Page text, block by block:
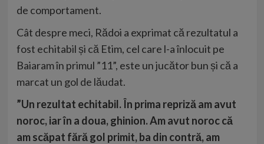
de comportament.
Cât despre meci, Rădoi a exprimat că rezultatul a
fost echitabil și că Etim, cel care l-a înlocuit pe
Baiaram în primul ”11”, este un jucător bun și că a
marcat un gol de lăudat.
”Un rezultat echitabil. În prima repriză am avut
noroc, iar în a doua, ghinion. Am avut noroc că
am scăpat fără gol primit, ba din contră, am